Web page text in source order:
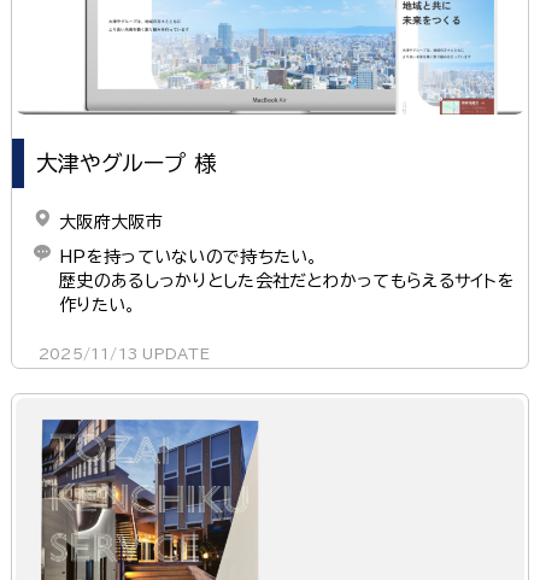
大津やグループ 様
大阪府大阪市
HPを持っていないので持ちたい。
歴史のあるしっかりとした会社だとわかってもらえるサイトを
作りたい。
2025/11/13 UPDATE